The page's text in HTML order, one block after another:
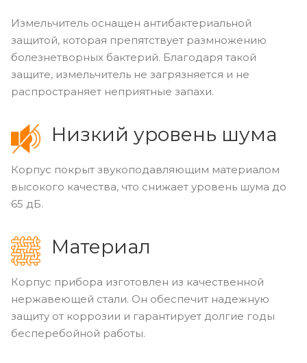
Измельчитель оснащен антибактериальной
защитой, которая препятствует размножению
болезнетворных бактерий. Благодаря такой
защите, измельчитель не загрязняется и не
распространяет неприятные запахи.
Низкий уровень шума
Корпус покрыт звукоподавляющим материалом
высокого качества, что снижает уровень шума до
65 дБ.
Материал
Корпус прибора изготовлен из качественной
нержавеющей стали. Он обеспечит надежную
защиту от коррозии и гарантирует долгие годы
бесперебойной работы.